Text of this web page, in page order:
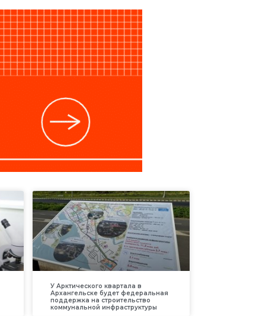
У Арктического квартала в
Архангельске будет федеральная
поддержка на строительство
коммунальной инфраструктуры